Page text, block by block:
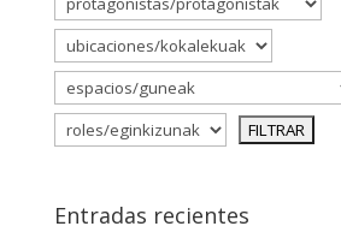
Entradas recientes